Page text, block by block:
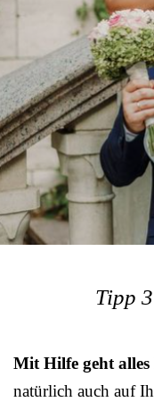
Tipp
Mit Hilfe geht alles
natürlich auch auf